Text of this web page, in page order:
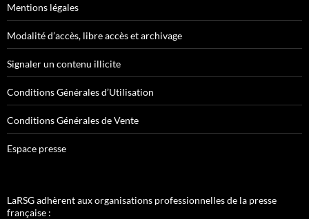
Mentions légales
Modalité d’accès, libre accès et archivage
Signaler un contenu illicite
Conditions Générales d’Utilisation
Conditions Générales de Vente
Espace presse
LaRSG adhèrent aux organisations professionnelles de la presse
française :